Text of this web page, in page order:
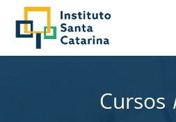
Cursos